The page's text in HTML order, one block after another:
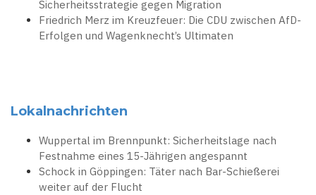
Sicherheitsstrategie gegen Migration
Friedrich Merz im Kreuzfeuer: Die CDU zwischen AfD-
Erfolgen und Wagenknecht’s Ultimaten
Lokalnachrichten
Wuppertal im Brennpunkt: Sicherheitslage nach
Festnahme eines 15-Jährigen angespannt
Schock in Göppingen: Täter nach Bar-Schießerei
weiter auf der Flucht